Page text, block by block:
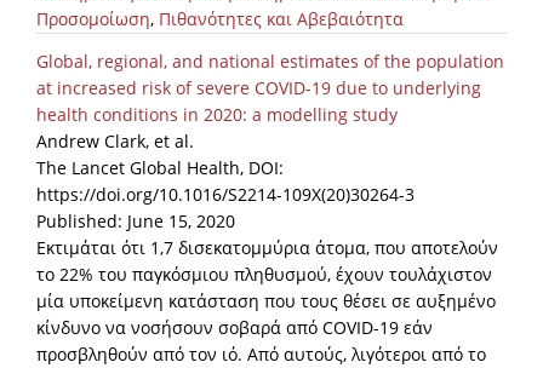
Προσομοίωση, Πιθανότητες και Αβεβαιότητα
Global, regional, and national estimates of the population
at increased risk of severe COVID-19 due to underlying
health conditions in 2020: a modelling study
Andrew Clark, et al.
The Lancet Global Health, DOI:
https://doi.org/10.1016/S2214-109X(20)30264-3
Published: June 15, 2020
Εκτιμάται ότι 1,7 δισεκατομμύρια άτομα, που αποτελούν
το 22% του παγκόσμιου πληθυσμού, έχουν τουλάχιστον
μία υποκείμενη κατάσταση που τους θέσει σε αυξημένο
κίνδυνο να νοσήσουν σοβαρά από COVID-19 εάν
προσβληθούν από τον ιό. Από αυτούς, λιγότεροι από το